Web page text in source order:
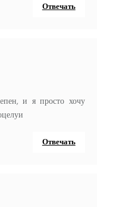
Отвечать
и я просто хочу
Отвечать